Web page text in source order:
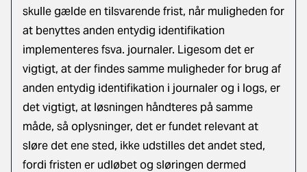
skulle gælde en tilsvarende frist, når muligheden for
at benyttes anden entydig identifikation
implementeres fsva. journaler. Ligesom det er
vigtigt, at der findes samme muligheder for brug af
anden entydig identifikation i journaler og i logs, er
det vigtigt, at løsningen håndteres på samme
måde, så oplysninger, det er fundet relevant at
sløre det ene sted, ikke udstilles det andet sted,
fordi fristen er udløbet og sløringen dermed